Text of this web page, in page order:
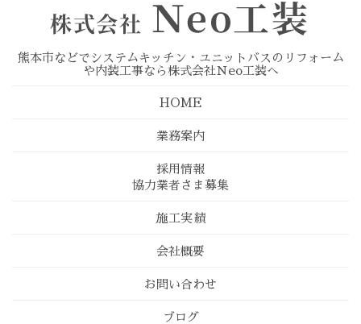
熊本市などでシステムキッチン・ユニットバスのリフォーム
や内装工事なら株式会社Ｎeo工装へ
HOME
業務案内
採用情報
協力業者さま募集
施工実績
会社概要
お問い合わせ
ブログ